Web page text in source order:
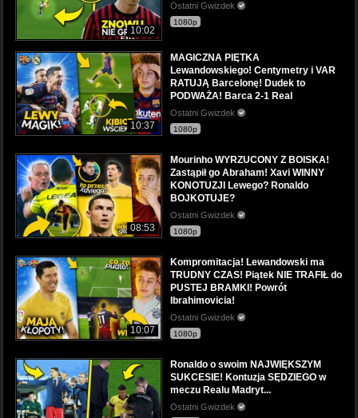
10:02
Ostatni Gwizdek
1080p
10:37
MAGICZNA PIĘTKA
Lewandowskiego! Centymetry i VAR
RATUJĄ Barcelonę! Dudek to
PODWAŻA! Barca 2-1 Real
Ostatni Gwizdek
1080p
08:53
Mourinho WYRZUCONY Z BOISKA!
Zastąpił go Abraham! Xavi WINNY
KONOTUZJI Lewego? Ronaldo
BOJKOTUJE?
Ostatni Gwizdek
1080p
10:07
Kompromitacja! Lewandowski ma
TRUDNY CZAS! Piątek NIE TRAFIŁ do
PUSTEJ BRAMKI! Powrót
Ibrahimovicia!
Ostatni Gwizdek
1080p
Ronaldo o swoim NAJWIĘKSZYM
SUKCESIE! Kontuzja SĘDZIEGO w
meczu Realu Madryt...
Ostatni Gwizdek